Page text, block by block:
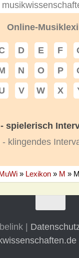
Online-
D E F
N O P
V W X
spielerisch
» Lexikon » M »
|